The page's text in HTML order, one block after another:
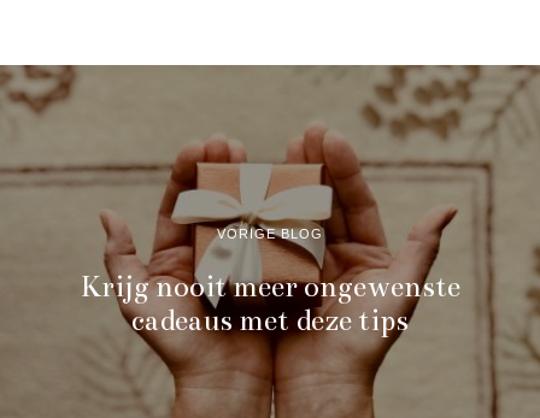
VORIGE BLOG
Krijg nooit meer ongewenste
cadeaus met deze tips